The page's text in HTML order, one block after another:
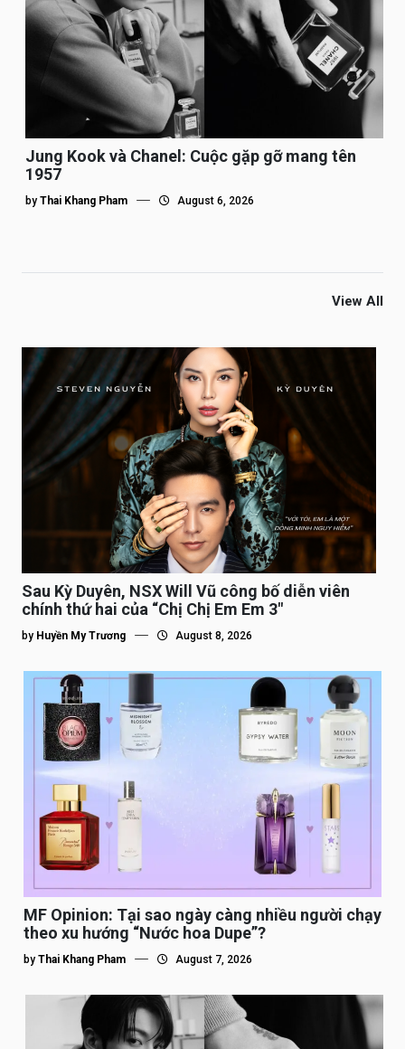
Jung Kook và Chanel: Cuộc gặp gỡ mang tên
1957
by Thai Khang Pham August 6, 2026
View All
Sau Kỳ Duyên, NSX Will Vũ công bố diễn viên
chính thứ hai của “Chị Chị Em Em 3″
by Huyền My Trương August 8, 2026
MF Opinion: Tại sao ngày càng nhiều người chạy
theo xu hướng “Nước hoa Dupe”?
by Thai Khang Pham August 7, 2026